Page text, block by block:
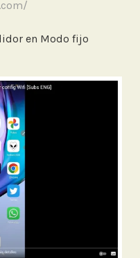
en Modo fijo